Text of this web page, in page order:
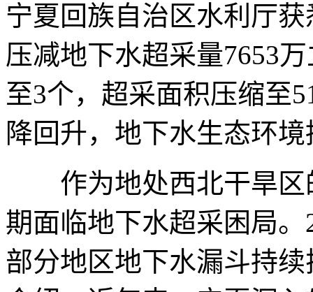
宁夏回族自治区水利厅
压减地下水超采量7653
至3个，超采面积压缩至
降回升，地下水生态环
作为地处西北干旱区
期面临地下水超采困局
部分地区地下水漏斗持